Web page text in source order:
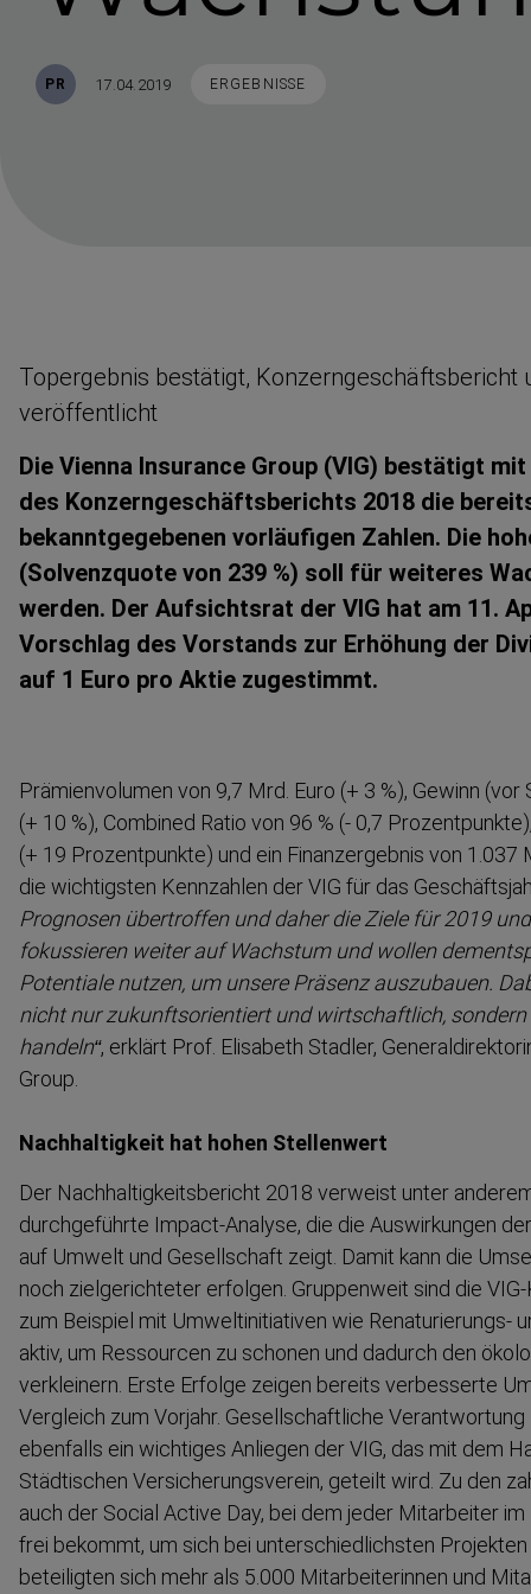
PR Veröffentlicht
17.04.2019 STICHWORTE
ERGEBNISSE
Topergebnis bestätigt, Konzern­ge­schäfts­bericht
veröffentlicht
Die Vienna Insurance Group (VIG) bestätigt
des Konzern­ge­schäfts­be­richts 2018 die
bekannt­ge­gebenen vorläufigen Zahlen. Die
(Solvenzquote von 239 %) soll für weiteres
werden. Der Aufsichtsrat der VIG hat am 11.
Vorschlag des Vorstands zur Erhöhung der
auf 1 Euro pro Aktie zugestimmt.
Prämien­volumen von 9,7 Mrd. Euro (+ 3 %), Gewinn
(+ 10 %), Combined Ratio von 96 % (- 0,7
(+ 19 Prozent­punkte) und ein Finanz­ergebnis von 1.037
die wichtigsten Kennzahlen der VIG für das
Prognosen übertroffen und daher die Ziele für 2019
fokussieren weiter auf Wachstum und wollen
Potentiale nutzen, um unsere Präsenz auszubauen.
nicht nur zukunfts­ori­entiert und wirtschaftlich,
handeln“, erklärt Prof. Elisabeth Stadler,
Group.
Nachhal­tigkeit hat hohen Stellenwert
Der Nachhal­tig­keits­bericht 2018 verweist unter
durchge­führte Impact-​Analyse, die die Auswir­kungen
auf Umwelt und Gesell­schaft zeigt. Damit kann die
noch zielge­richteter erfolgen. Gruppenweit sind die
zum Beispiel mit Umwelt­in­iti­ativen wie Renatu­rierungs-​
aktiv, um Ressourcen zu schonen und dadurch den
verkleinern. Erste Erfolge zeigen bereits verbesserte
Vergleich zum Vorjahr. Gesell­schaftliche Verant­wortung
ebenfalls ein wichtiges Anliegen der VIG, das mit dem
Städtischen Versiche­rungs­verein, geteilt wird. Zu den
auch der Social Active Day, bei dem jeder Mitarbeiter
frei bekommt, um sich bei unterschied­lichsten
beteiligten sich mehr als 5.000 Mitarbei­te­rinnen und